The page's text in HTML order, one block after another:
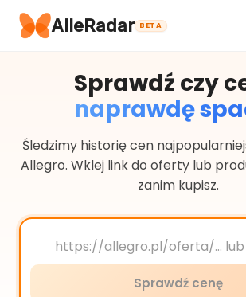
AlleRadar BETA
Okazje
Ulubione
Sprawdź czy
naprawdę
Śledzimy historię cen
Allegro. Wklej link do oferty lub
zanim kupisz.
Sprawdź cenę